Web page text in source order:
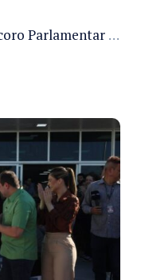
Conselho de Ética e Decoro Parlamentar analisa representações e oitivas agendadas para terça (11)